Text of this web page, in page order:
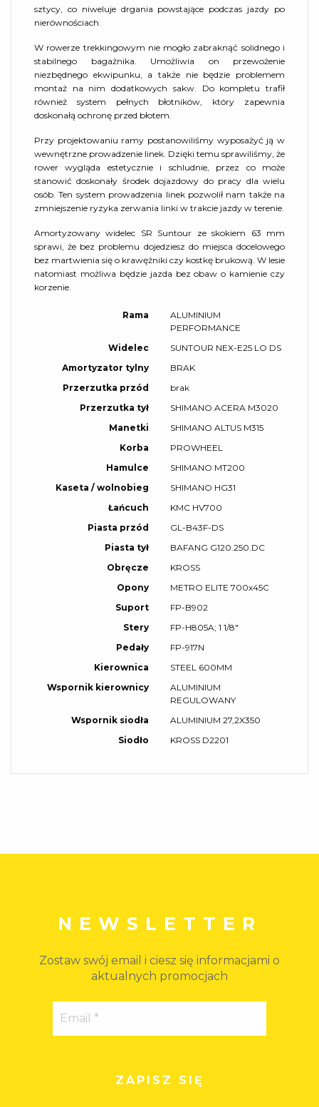
sztycy, co niweluje drgania powstające podczas jazdy po
nierównościach.
W rowerze trekkingowym nie mogło zabraknąć solidnego i
stabilnego bagażnika. Umożliwia on przewożenie
niezbędnego ekwipunku, a także nie będzie problemem
montaż na nim dodatkowych sakw. Do kompletu trafił
również system pełnych błotników, który zapewnia
doskonałą ochronę przed błotem.
Przy projektowaniu ramy postanowiliśmy wyposażyć ją w
wewnętrzne prowadzenie linek. Dzięki temu sprawiliśmy, że
rower wygląda estetycznie i schludnie, przez co może
stanowić doskonały środek dojazdowy do pracy dla wielu
osób. Ten system prowadzenia linek pozwolił nam także na
zmniejszenie ryzyka zerwania linki w trakcie jazdy w terenie.
Amortyzowany widelec SR Suntour ze skokiem 63 mm
sprawi, że bez problemu dojedziesz do miejsca docelowego
bez martwienia się o krawężniki czy kostkę brukową. W lesie
natomiast możliwa będzie jazda bez obaw o kamienie czy
korzenie.
Rama
ALUMINIUM
PERFORMANCE
Widelec
SUNTOUR NEX-E25 LO DS
Amortyzator tylny
BRAK
Przerzutka przód
brak
Przerzutka tył
SHIMANO ACERA M3020
Manetki
SHIMANO ALTUS M315
Korba
PROWHEEL
Hamulce
SHIMANO MT200
Kaseta / wolnobieg
SHIMANO HG31
Łańcuch
KMC HV700
Piasta przód
GL-B43F-DS
Piasta tył
BAFANG G120.250.DC
Obręcze
KROSS
Opony
METRO ELITE 700x45C
Suport
FP-B902
Stery
FP-H805A; 1 1/8"
Pedały
FP-917N
Kierownica
STEEL 600MM
Wspornik kierownicy
ALUMINIUM
REGULOWANY
Wspornik siodła
ALUMINIUM 27,2X350
Siodło
KROSS D2201
NEWSLETTER
Zostaw swój email i ciesz się informacjami o
aktualnych promocjach